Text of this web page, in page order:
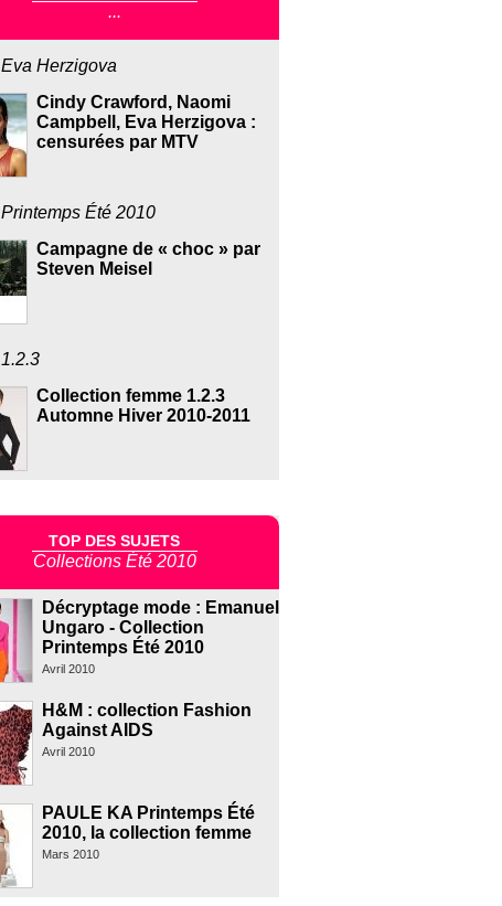
...
Eva Herzigova
Cindy Crawford, Naomi
Campbell, Eva Herzigova :
censurées par MTV
Printemps Été 2010
Campagne de « choc » par
Steven Meisel
1.2.3
Collection femme 1.2.3
Automne Hiver 2010-2011
TOP DES SUJETS
Collections Été 2010
Décryptage mode : Emanuel
Ungaro - Collection
Printemps Été 2010
Avril 2010
H&M : collection Fashion
Against AIDS
Avril 2010
PAULE KA Printemps Été
2010, la collection femme
Mars 2010